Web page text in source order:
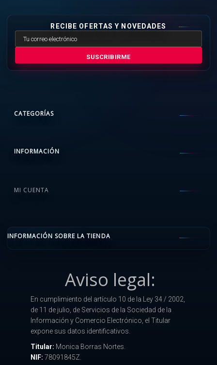
RECIBE OFERTAS Y NOVEDADES
SUSCRIBIRME
CATEGORÍAS
INFORMACIÓN
MI CUENTA
INFORMACIÓN SOBRE LA TIENDA
Aviso legal:
En cumplimiento del artículo 10 de la Ley 34 / 2002,
de 11 de julio, de Servicios de la Sociedad de la
Información y Comercio Electrónico, el Titular
expone sus datos identificativos.
Titular: Monica Borras Nortes.
NIF: 78091845Z.